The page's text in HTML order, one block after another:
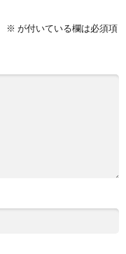
※ が付いている欄は必須項